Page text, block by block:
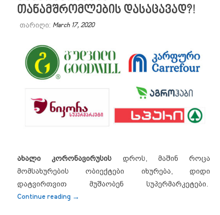
თანამშრომლების დასაცავად?!
თარიღი: March 17, 2020
ახალი კორონავირუსის დროს, მაშინ როცა
მომსახურების ობიექტები იხურება, დიდი
დატვირთვით მუშაობენ სუპერმარკეტები.
Continue reading “რა ზომებს მიმართავენ
→